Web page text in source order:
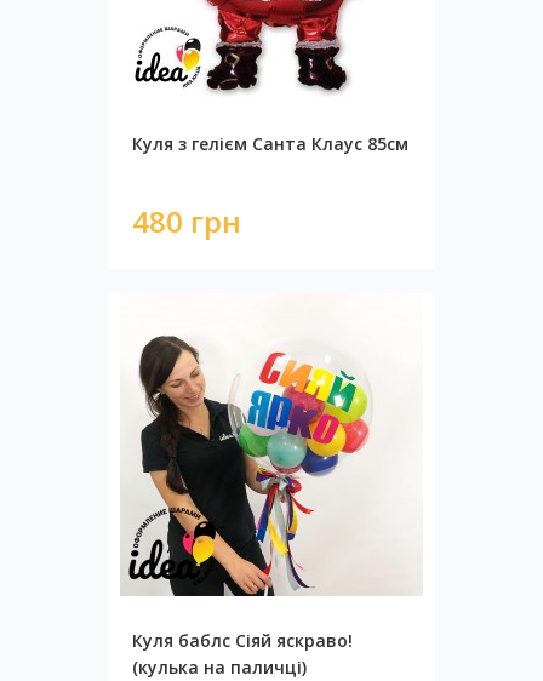
Куля з гелієм Санта Клаус 85см
480 грн
Куля баблс Сіяй яскраво!
(кулька на паличці)